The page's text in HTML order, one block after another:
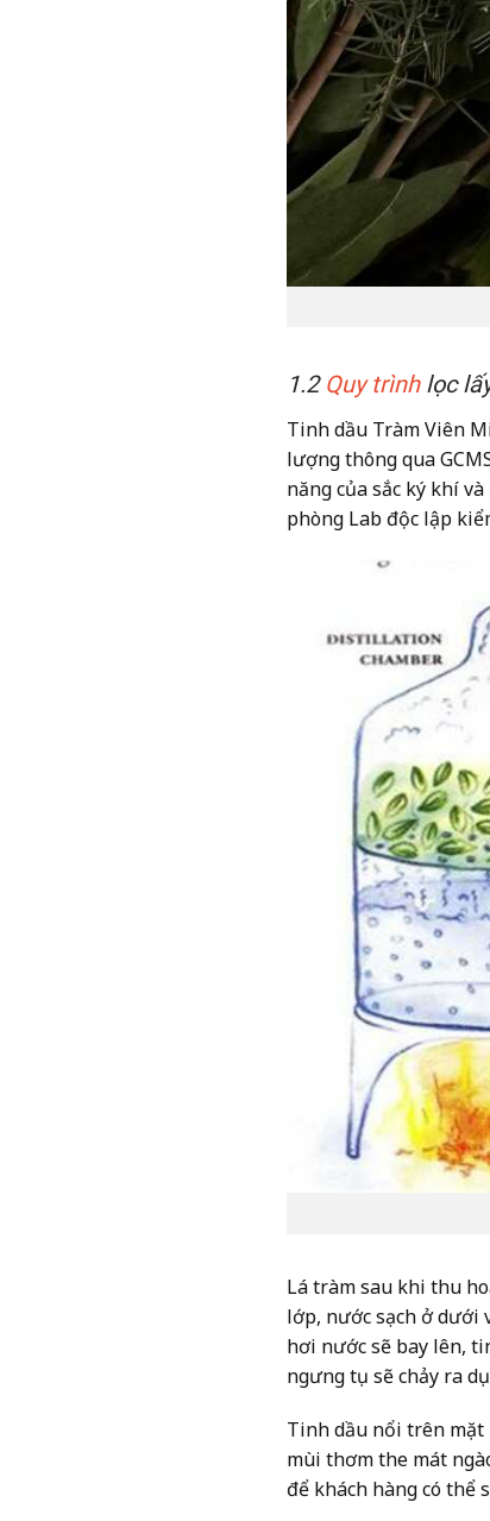
1.2 Quy trìnhlọc
Tinh dầu Tràm Viên
lượng thông qua
năng của sắc ký khívà
phòng Lab độc lập
Lá tràm sau khi thu
lớp, nước sạch ở dưới
hơi nước sẽ bay lên,
ngưng tụ sẽ chảy ra
Tinh dầu nổi trên mặt
mùi thơm the mát
để khách hàng có thể